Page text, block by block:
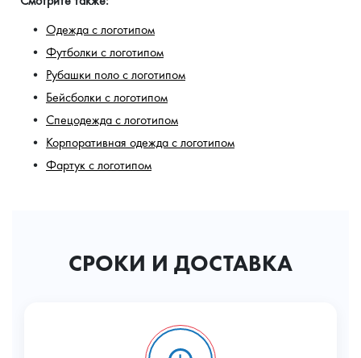
Одежда с логотипом
Футболки с логотипом
Рубашки поло с логотипом
Бейсболки с логотипом
Спецодежда с логотипом
Корпоративная одежда с логотипом
Фартук с логотипом
СРОКИ И ДОСТАВКА